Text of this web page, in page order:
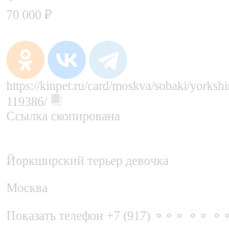
70 000 ₽
https://kinpet.ru/card/moskva/sobaki/
119386/
Ссылка скопирована
Йоркширский терьер девочка
Москва
Показать телефон +7 (917) ⚬⚬⚬ ⚬⚬ ⚬⚬